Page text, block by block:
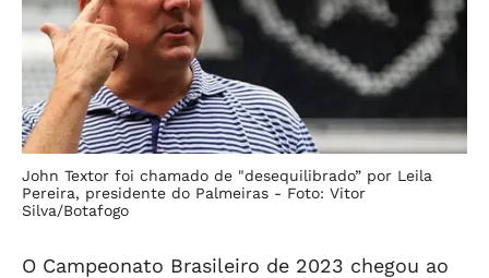
John Textor foi chamado de "desequilibrado” por Leila
Pereira, presidente do Palmeiras - Foto: Vitor
Silva/Botafogo
O Campeonato Brasileiro de 2023 chegou ao